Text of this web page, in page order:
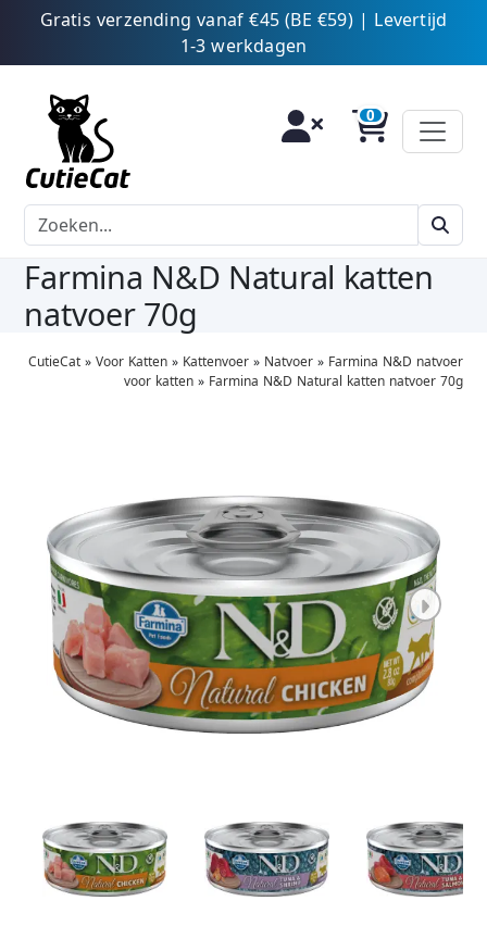
Gratis verzending vanaf €45 (BE €59) | Levertijd
1-3 werkdagen
Farmina N&D Natural katten
natvoer 70g
CutieCat» Voor Katten» Kattenvoer» Natvoer» Farmina N&D natvoer
voor katten» Farmina N&D Natural katten natvoer 70g